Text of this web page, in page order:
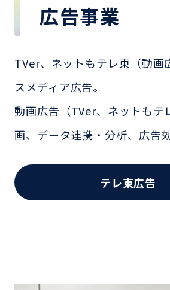
広告事業
TVer、ネットもテレ東（動画
スメディア広告。
動画広告（TVer、ネットも
画、データ連携・分析、広告
テレ東広告